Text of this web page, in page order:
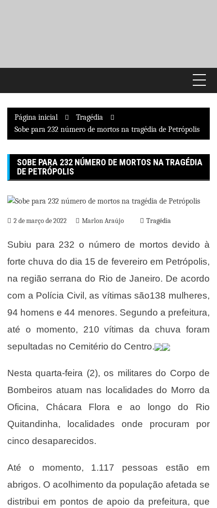
Página inicial
Tragédia
Sobe para 232 número de mortos na tragédia de Petrópolis
SOBE PARA 232 NÚMERO DE MORTOS NA TRAGÉDIA
DE PETRÓPOLIS
2 de março de 2022 Marlon Araújo Tragédia
Subiu para 232 o número de mortos devido à
forte chuva do dia 15 de fevereiro em Petrópolis,
na região serrana do Rio de Janeiro. De acordo
com a Polícia Civil, as vítimas são138 mulheres,
94 homens e 44 menores. Segundo a prefeitura,
até o momento, 210 vítimas da chuva foram
sepultadas no Cemitério do Centro.
Nesta quarta-feira (2), os militares do Corpo de
Bombeiros atuam nas localidades do Morro da
Oficina, Chácara Flora e ao longo do Rio
Quitandinha, localidades onde procuram por
cinco desaparecidos.
Até o momento, 1.117 pessoas estão em
abrigos. O acolhimento da população afetada se
distribui em pontos de apoio da prefeitura, que